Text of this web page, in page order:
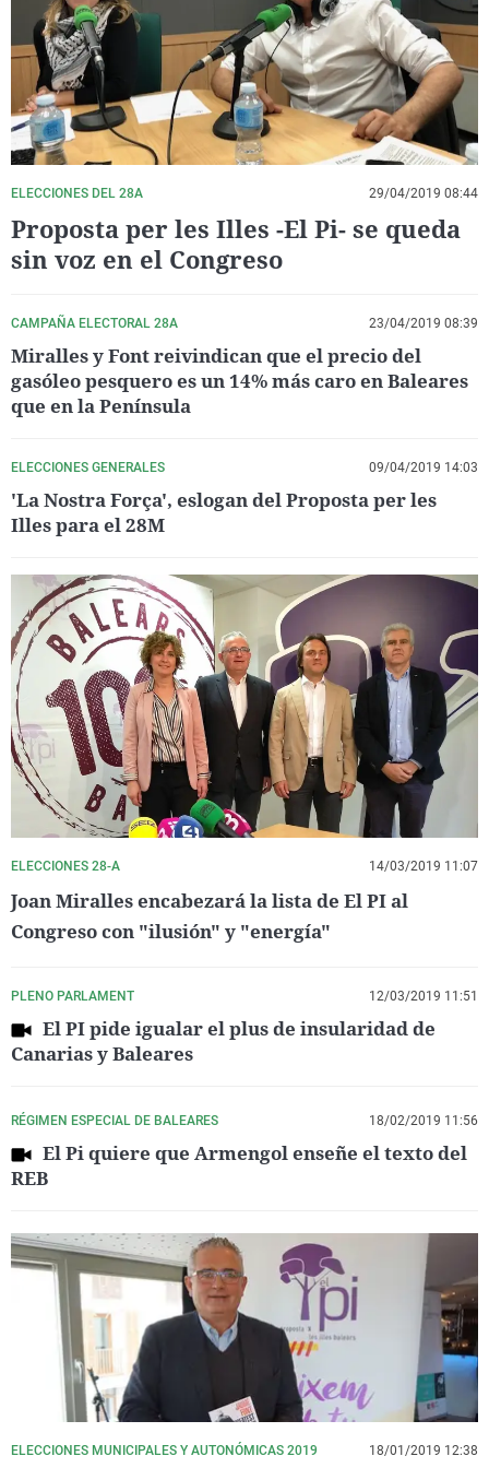
La rosa de los vientos
Gente viajera
Como el perro y el
Caso
Retornados
Equipo de
Operación Viuda
Extremadura
Galicia
La Rioja
Navarra
País Vasco
Virales
Televisión
Elecciones
ELECCIONES DEL 28A 29/04/2019 08:44
Proposta per les Illes -El Pi- se queda
sin voz en el Congreso
CAMPAÑA ELECTORAL 28A 23/04/2019 08:39
Miralles y Font reivindican que el precio del
gasóleo pesquero es un 14% más caro en Baleares
que en la Península
ELECCIONES GENERALES 09/04/2019 14:03
'La Nostra Força', eslogan del Proposta per les
Illes para el 28M
ELECCIONES 28-A 14/03/2019 11:07
Joan Miralles encabezará la lista de El PI al
Congreso con "ilusión" y "energía"
PLENO PARLAMENT 12/03/2019 11:51
El PI pide igualar el plus de insularidad de
Canarias y Baleares
RÉGIMEN ESPECIAL DE BALEARES 18/02/2019 11:56
El Pi quiere que Armengol enseñe el texto del
REB
ELECCIONES MUNICIPALES Y AUTONÓMICAS 2019 18/01/2019 12:38